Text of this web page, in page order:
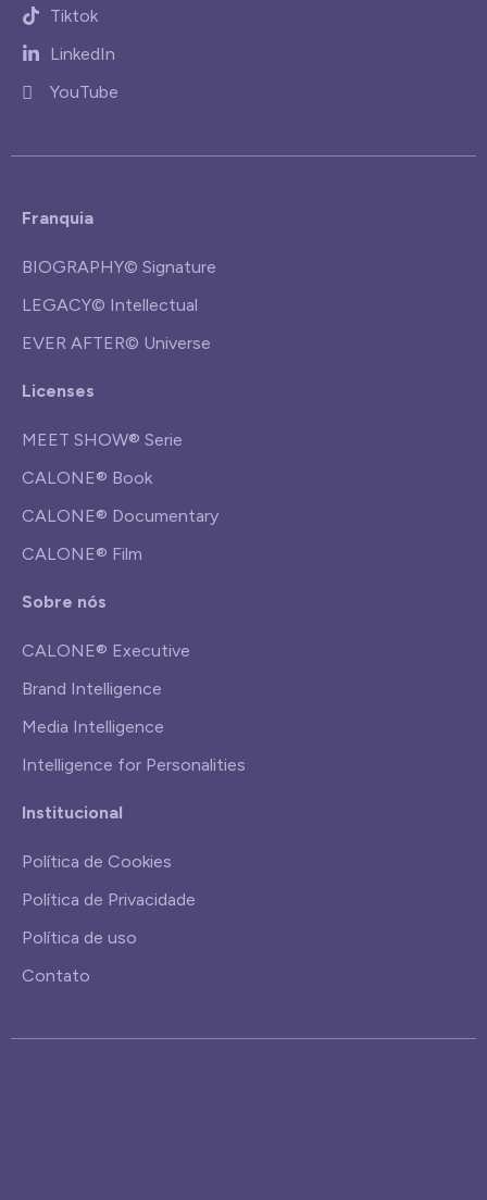
Tiktok
LinkedIn
YouTube
Franquia
BIOGRAPHY© Signature
LEGACY© Intellectual
EVER AFTER© Universe
Licenses
MEET SHOW® Serie
CALONE® Book
CALONE® Documentary
CALONE® Film
Sobre nós
CALONE® Executive
Brand Intelligence
Media Intelligence
Intelligence for Personalities
Institucional
Política de Cookies
Política de Privacidade
Política de uso
Contato